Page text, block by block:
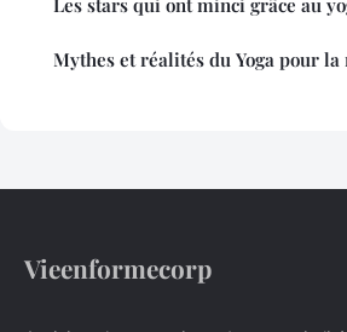
Mythes et réalités du Yoga pour
Vieenformecorp